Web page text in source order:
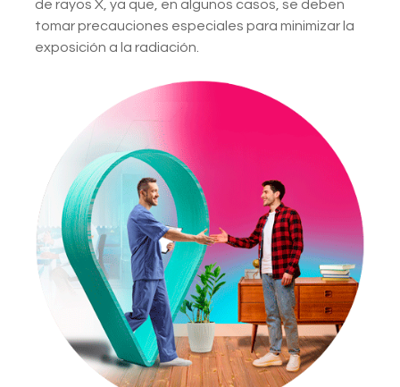
de rayos X, ya que, en algunos casos, se deben
tomar precauciones especiales para minimizar la
exposición a la radiación.